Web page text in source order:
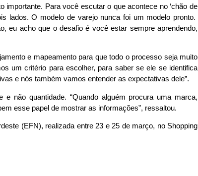
importante. Para você escutar o que acontece no ‘chão de
lados. O modelo de varejo nunca foi um modelo pronto.
eu acho que o desafio é você estar sempre aprendendo,
e mapeamento para que todo o processo seja muito
um critério para escolher, para saber se ele se identifica
e nós também vamos entender as expectativas dele”.
não quantidade. “Quando alguém procura uma marca,
esse papel de mostrar as informações”, ressaltou.
(EFN), realizada entre 23 e 25 de março, no Shopping